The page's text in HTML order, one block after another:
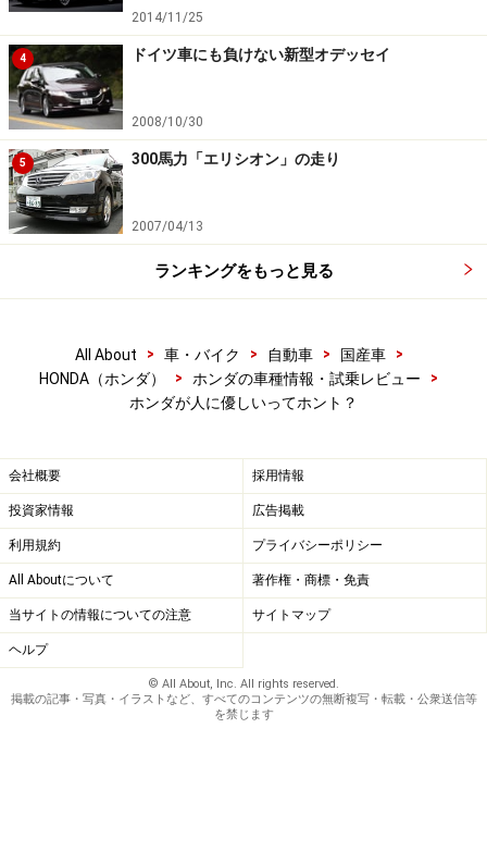
2014/11/25
4 ドイツ車にも負けない新型オデッセイ
2008/10/30
5 300馬力「エリシオン」の走り
2007/04/13
ランキングをもっと見る
All About > 車・バイク > 自動車 > 国産車
>
HONDA（ホンダ）
> ホンダの車種情報・試乗レビュー
>
ホンダが人に優しいってホント？
会社概要 採用情報
投資家情報 広告掲載
利用規約 プライバシーポリシー
All Aboutについて 著作権・商標・免責
当サイトの情報についての注意 サイトマップ
ヘルプ
© All About, Inc. All rights reserved.
掲載の記事・写真・イラストなど、すべてのコンテンツの無断複写・転載・公衆送信等
を禁じます